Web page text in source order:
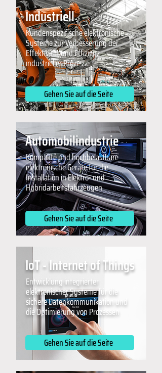
Industriell
Kundenspezifische elektronische
Systeme zur Verbesserung der
Effektivität und Effizienz
industrieller Prozesse.
Gehen Sie auf die Seite
Automobilindustrie
Kompakte und hochbelastbare
elektronische Geräte für die
Installation in Elektro- und
Hybridarbeitsfahrzeugen.
Gehen Sie auf die Seite
IoT - Internet of Things
Entwicklung integrierter
elektronischer Systeme für die
sichere Datenkommunikation und
die Optimierung von Prozessen
Gehen Sie auf die Seite